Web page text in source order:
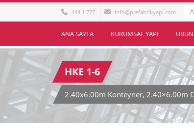
444 1 777 info@prefabrikyapi.com
ANA SAYFA KURUMSAL YAPI
HKE 1-6
2.40x6.00m Konteyner, 2.40×6.00m